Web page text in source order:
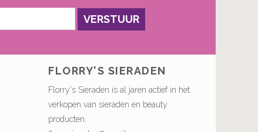
VERSTUUR
FLORRY'S SIERADEN
Florry's Sieraden is al jaren actief in het
verkopen van sieraden en beauty
producten.